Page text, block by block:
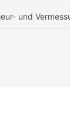
und